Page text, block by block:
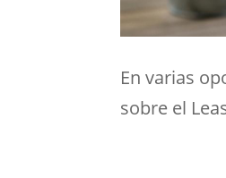
En varias
sobre el